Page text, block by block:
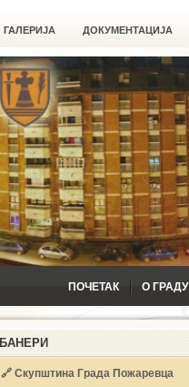
ГАЛЕРИЈА ДОКУМЕНТАЦИЈА
ПОЧЕТАК О ГРАДУ
БАНЕРИ
🔗 Скупштина Града Пожаревца